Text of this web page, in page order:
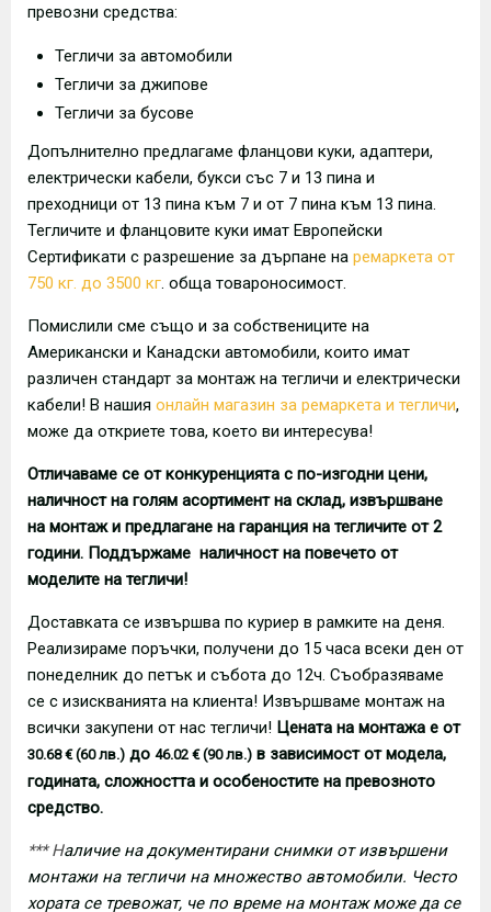
превозни средства:
Тегличи за автомобили
Тегличи за джипове
Тегличи за бусове
Допълнително предлагаме фланцови куки, адаптери,
електрически кабели, букси със 7 и 13 пина и
преходници от 13 пина към 7 и от 7 пина към 13 пина.
Тегличите и фланцовите куки имат Европейски
Сертификати с разрешение за дърпане на ремаркета от
750 кг. до 3500 кг. обща товароносимост.
Помислили сме също и за собствениците на
Американски и Канадски автомобили, които имат
различен стандарт за монтаж на тегличи и електрически
кабели! В нашия онлайн магазин за ремаркета и тегличи,
може да откриете това, което ви интересува!
Отличаваме се от конкуренцията с по-изгодни цени,
наличност на голям асортимент на склад, извършване
на монтаж и предлагане на гаранция на тегличите от 2
години. Поддържаме наличност на повечето от
моделите на тегличи!
Доставката се извършва по куриер в рамките на деня.
Реализираме поръчки, получени до 15 часа всеки ден от
понеделник до петък и събота до 12ч. Съобразяваме
се с изискванията на клиента! Извършваме монтаж на
всички закупени от нас тегличи! Цената на монтажа е от
30.68 € (60 лв.) до 46.02 € (90 лв.) в зависимост от модела,
годината, сложността и особеностите на превозното
средство.
*** Наличие на документирани снимки от извършени
монтажи на тегличи на множество автомобили. Често
хората се тревожат, че по време на монтаж може да се